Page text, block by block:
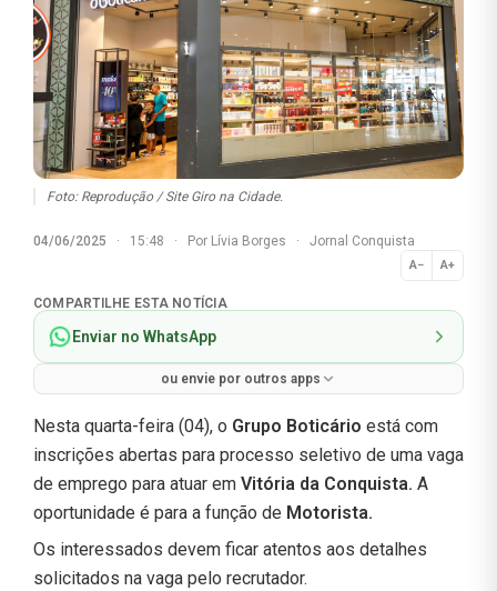
Foto: Reprodução / Site Giro na Cidade.
04/06/2025 · 15:48 · Por Lívia Borges · Jornal Conquista
A− A+
Normal
COMPARTILHE ESTA NOTÍCIA
Enviar no WhatsApp
ou envie por outros apps
Nesta quarta-feira (04), o Grupo Boticário está com
inscrições abertas para processo seletivo de uma vaga
de emprego para atuar em Vitória da Conquista. A
oportunidade é para a função de Motorista.
Os interessados devem ficar atentos aos detalhes
solicitados na vaga pelo recrutador.